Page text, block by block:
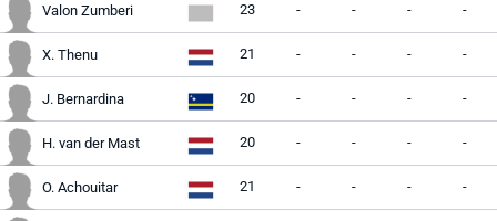
Valon Zumberi 23 - - - -
X. Thenu 21 - - - -
J. Bernardina 20 - - - -
H. van der Mast 20 - - - -
O. Achouitar 21 - - - -